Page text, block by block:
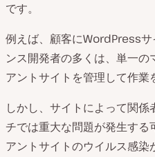
です。
例えば、顧客にWordPress
ンス開発者の多くは、単一
アントサイトを管理して作業
しかし、サイトによって関
チでは重大な問題が発生する
アントサイトのウイルス感